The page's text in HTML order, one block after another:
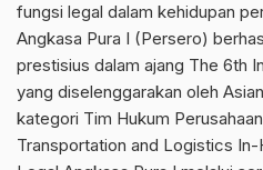
fungsi legal dalam kehidupan
Angkasa Pura I (Persero)
prestisius dalam ajang The 6th
yang diselenggarakan oleh
kategori Tim Hukum
Transportation and Logistics In-